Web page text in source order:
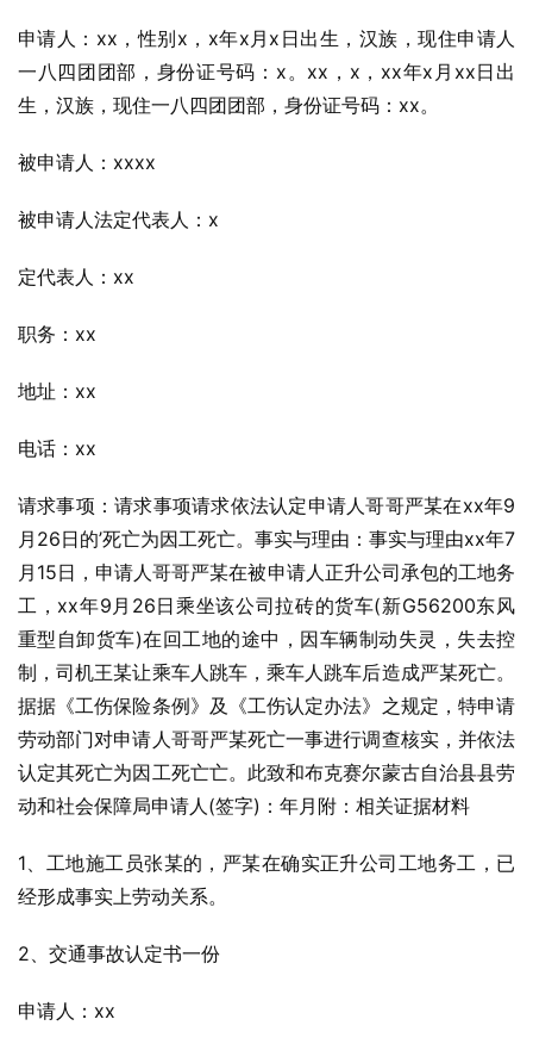
申请人：xx，性别x，x年x月x日出生，汉族，现住申请人
一八四团团部，身份证号码：x。xx，x，xx年x月xx日出
生，汉族，现住一八四团团部，身份证号码：xx。
被申请人：xxxx
被申请人法定代表人：x
定代表人：xx
职务：xx
地址：xx
电话：xx
请求事项：请求事项请求依法认定申请人哥哥严某在xx年9
月26日的’死亡为因工死亡。事实与理由：事实与理由xx年7
月15日，申请人哥哥严某在被申请人正升公司承包的工地务
工，xx年9月26日乘坐该公司拉砖的货车(新G56200东风
重型自卸货车)在回工地的途中，因车辆制动失灵，失去控
制，司机王某让乘车人跳车，乘车人跳车后造成严某死亡。
据据《工伤保险条例》及《工伤认定办法》之规定，特申请
劳动部门对申请人哥哥严某死亡一事进行调查核实，并依法
认定其死亡为因工死亡亡。此致和布克赛尔蒙古自治县县劳
动和社会保障局申请人(签字)：年月附：相关证据材料
1、工地施工员张某的，严某在确实正升公司工地务工，已
经形成事实上劳动关系。
2、交通事故认定书一份
申请人：xx